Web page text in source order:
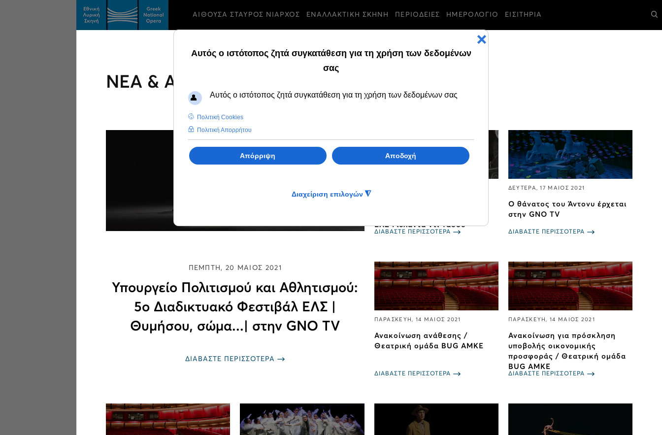
ΑΙΘΟΥΣΑ ΣΤΑΥΡΟΣ ΝΙΑΡΧΟΣ ΕΝΑΛΛΑΚΤΙΚΗ ΣΚΗΝΗ ΠΕΡΙΟΔΕΙΕΣ ΗΜΕΡΟΛΟΓΙΟ ΕΙΣΙΤΗΡΙΑ
ΝΕΑ & ΑΝΑΚΟΙΝΩΣΕΙΣ
ΠΕΜΠΤΗ, 20 ΜΑΙΟΣ 2021
Υπουργείο Πολιτισμού και Αθλητισμού:
5ο Διαδικτυακό Φεστιβάλ ΕΛΣ |
Θυμήσου, σώμα...| στην GNO TV
ΔΙΑΒΑΣΤΕ ΠΕΡΙΣΣΟΤΕΡΑ
ΕΛΣ Γιολάντα ντι Τάσσο
ΔΙΑΒΑΣΤΕ ΠΕΡΙΣΣΟΤΕΡΑ
ΔΕΥΤΕΡΑ, 17 ΜΑΙΟΣ 2021
Ο θάνατος του Άντονυ έρχεται
στην GNO TV
ΔΙΑΒΑΣΤΕ ΠΕΡΙΣΣΟΤΕΡΑ
ΠΑΡΑΣΚΕΥΗ, 14 ΜΑΙΟΣ 2021
Ανακοίνωση ανάθεσης /
Θεατρική ομάδα BUG ΑΜΚΕ
ΔΙΑΒΑΣΤΕ ΠΕΡΙΣΣΟΤΕΡΑ
ΠΑΡΑΣΚΕΥΗ, 14 ΜΑΙΟΣ 2021
Ανακοίνωση για πρόσκληση
υποβολής οικονομικής
προσφοράς / Θεατρική ομάδα
BUG ΑΜΚΕ
ΔΙΑΒΑΣΤΕ ΠΕΡΙΣΣΟΤΕΡΑ